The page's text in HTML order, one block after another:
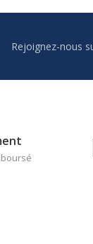
Rejoignez-nous